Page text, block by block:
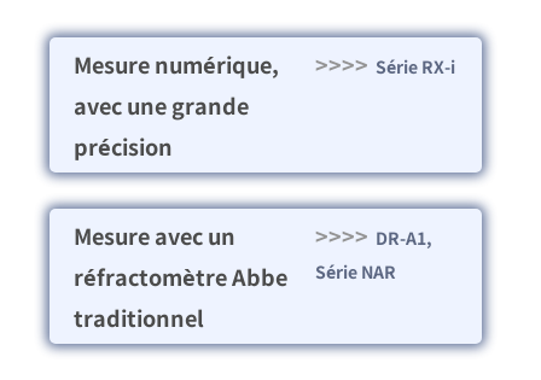
Mesure numérique,
avec une grande
précision
>>>> Série RX-i
Mesure avec un
réfractomètre Abbe
traditionnel
>>>> DR-A1,
Série NAR